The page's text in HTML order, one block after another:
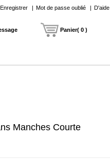
| Mot de passe oublié | D'aide
Panier( 0 )
Manches Courte